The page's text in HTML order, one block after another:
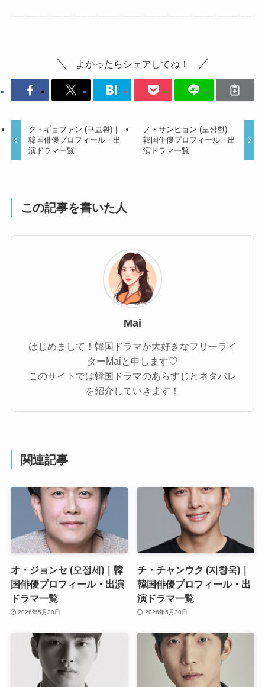
よかったらシェアしてね！
ク・ギョファン (구교환)｜
韓国俳優プロフィール・出
演ドラマ一覧
ノ・サンヒョン (노상현)｜
韓国俳優プロフィール・出
演ドラマ一覧
この記事を書いた人
Mai
はじめまして！韓国ドラマが大好きなフリーライ
ターMaiと申します♡
このサイトでは韓国ドラマのあらすじとネタバレ
を紹介していきます！
関連記事
オ・ジョンセ (오정세)｜韓
国俳優プロフィール・出演
ドラマ一覧
2026年5月30日
チ・チャンウク (지창욱)｜
韓国俳優プロフィール・出
演ドラマ一覧
2026年5月30日